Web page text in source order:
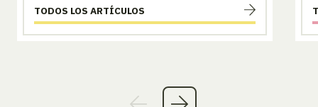
TODOS LOS ARTÍCULOS